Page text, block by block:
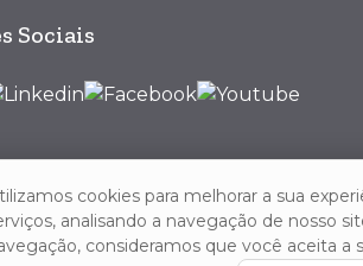
Sociais
cookies para melhorar a sua
analisando a navegação de nosso
consideramos que você aceita a